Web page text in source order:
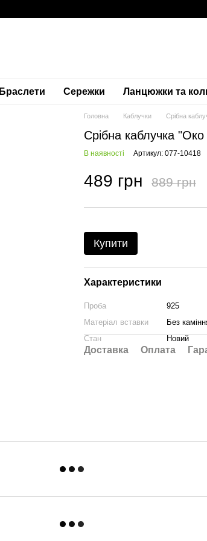
Браслети Сережки Ланцюжки та
Головна Каблучки Срібна
Срібна каблучка
В наявності Артикул: 077-10418
489 грн 889 грн
Купити
Характеристики
Проба
925
Матеріал вставки
Без
Стан
Новий
Доставка Оплата